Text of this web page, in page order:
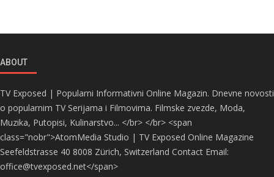
ABOUT
TV Exposed | Popularni Informativni Online Magazin. Dnevne novosti
o popularnim TV Serijama i Filmovima. Filmske zvezde, Moda,
Muzika, Putopisi, Kulinarstvo... </br> </br> <span
class="nobr">AtomMedia Studio | TV Exposed Online Magazine
Seefeldstrasse 40 8008 Zürich, Switzerland Contact Email:
office@tvexposed.net</span>